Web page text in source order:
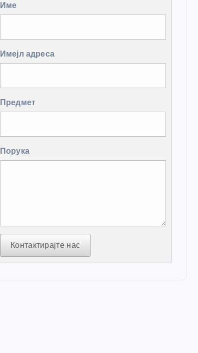
Име
Имејл адреса
Предмет
Порука
Контактирајте нас